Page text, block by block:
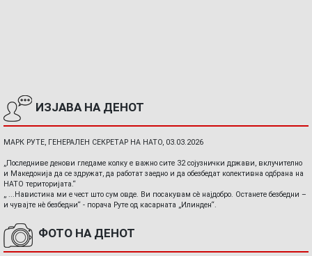
ИЗЈАВА НА ДЕНОТ
МАРК РУТЕ, ГЕНЕРАЛЕН СЕКРЕТАР НА НАТО, 03.03.2026
„Последниве денови гледаме колку е важно сите 32 сојузнички држави, вклучително
и Македонија да се здружат, да работат заедно и да обезбедат колективна одбрана на
НАТО територијата.“
„ ...Навистина ми е чест што сум овде. Ви посакувам сè најдобро. Останете безбедни –
и чувајте нè безбедни“ - порача Руте од касарната „Илинден“.
ФОТО НА ДЕНОТ